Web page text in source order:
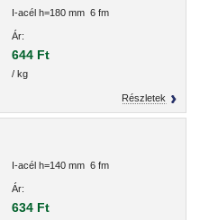
I-acél h=180 mm 6 fm
Ár:
644 Ft
/ kg
Részletek
I-acél h=140 mm 6 fm
Ár:
634 Ft